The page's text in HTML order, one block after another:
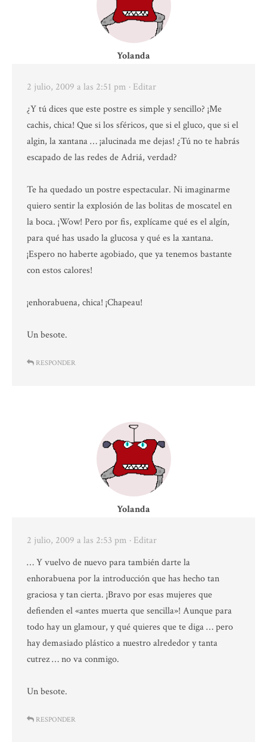
Yolanda
2 julio, 2009 a las 2:51 pm · Editar
¿Y tú dices que este postre es simple y sencillo? ¡Me
cachis, chica! Que si los sféricos, que si el gluco, que si el
algin, la xantana … ¡alucinada me dejas! ¿Tú no te habrás
escapado de las redes de Adriá, verdad?
Te ha quedado un postre espectacular. Ni imaginarme
quiero sentir la explosión de las bolitas de moscatel en
la boca. ¡Wow! Pero por fis, explícame qué es el algín,
para qué has usado la glucosa y qué es la xantana.
¡Espero no haberte agobiado, que ya tenemos bastante
con estos calores!
¡enhorabuena, chica! ¡Chapeau!
Un besote.
RESPONDER
Yolanda
2 julio, 2009 a las 2:53 pm · Editar
… Y vuelvo de nuevo para también darte la
enhorabuena por la introducción que has hecho tan
graciosa y tan cierta. ¡Bravo por esas mujeres que
defienden el «antes muerta que sencilla»! Aunque para
todo hay un glamour, y qué quieres que te diga … pero
hay demasiado plástico a nuestro alrededor y tanta
cutrez … no va conmigo.
Un besote.
RESPONDER